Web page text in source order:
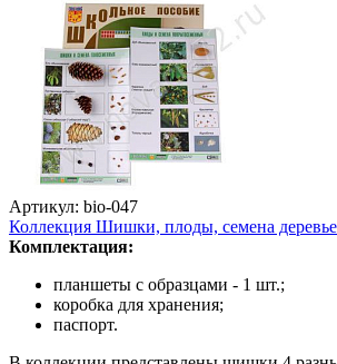
Артикул: bio-047
Коллекция Шишки, плоды, семена
Комплектация:
планшеты с образцами - 1 шт.;
коробка для хранения;
паспорт.